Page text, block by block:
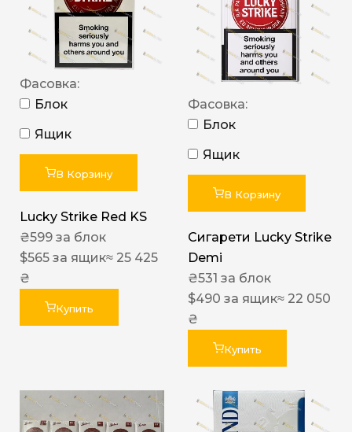
Фасовка:
Блок
Ящик
В Корзину
Lucky Strike Red KS
₴599 за блок
$565 за ящик≈ 25 425
₴
Купить
Фасовка:
Блок
Ящик
В Корзину
Сигарети Lucky Strike
Demi
₴531 за блок
$490 за ящик≈ 22 050
₴
Купить